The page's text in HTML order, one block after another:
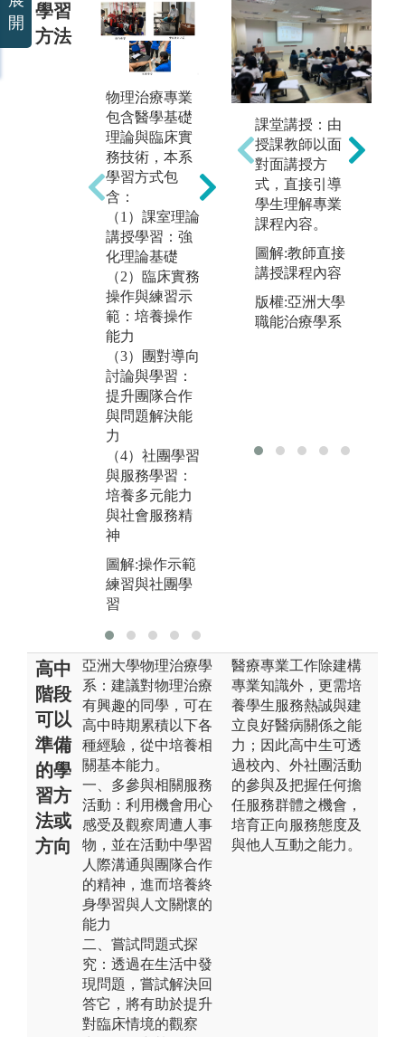
學習
方法
物理治療專業
包含醫學基礎
理論與臨床實
務技術，本系
學習方式包
含：
（1）課室理論
講授學習：強
化理論基礎
（2）臨床實務
操作與練習示
範：培養操作
能力
（3）團對導向
討論與學習：
提升團隊合作
與問題解決能
力
（4）社團學習
與服務學習：
培養多元能力
與社會服務精
神
圖解:操作示範
練習與社團學
習
國際認證課程
輔導強化專業
實作技能
圖解:紅繩國際
認證課程
課堂講授：由
授課教師以面
對面講授方
式，直接引導
學生理解專業
課程內容。
圖解:教師直接
講授課程內容
版權:亞洲大學
職能治療學系
高中
階段
可以
準備
的學
習方
法或
方向
亞洲大學物理治療學
系：建議對物理治療
有興趣的同學，可在
高中時期累積以下各
種經驗，從中培養相
關基本能力。
一、多參與相關服務
活動：利用機會用心
感受及觀察周遭人事
物，並在活動中學習
人際溝通與團隊合作
的精神，進而培養終
身學習與人文關懷的
能力
二、嘗試問題式探
究：透過在生活中發
現問題，嘗試解決回
答它，將有助於提升
對臨床情境的觀察
醫療專業工作除建構
專業知識外，更需培
養學生服務熱誠與建
立良好醫病關係之能
力；因此高中生可透
過校內、外社團活動
的參與及把握任何擔
任服務群體之機會，
培育正向服務態度及
與他人互動之能力。
開